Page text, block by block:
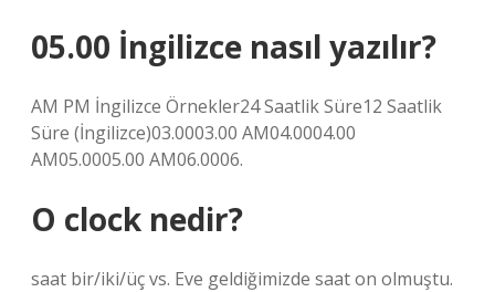
05.00 İngilizce nasıl yazılır?
AM PM İngilizce Örnekler24 Saatlik Süre12 Saatlik
Süre (İngilizce)03.0003.00 AM04.0004.00
AM05.0005.00 AM06.0006.
O clock nedir?
saat bir/iki/üç vs. Eve geldiğimizde saat on olmuştu.